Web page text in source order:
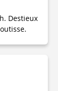
Destieux